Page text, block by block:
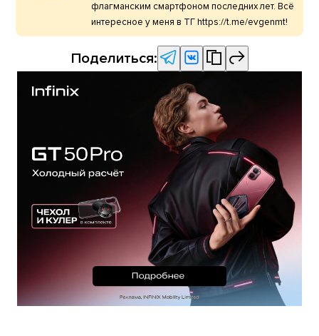
флагманским смартфоном последних лет. Всё
интересное у меня в ТГ https://t.me/evgenmt!
Поделиться: